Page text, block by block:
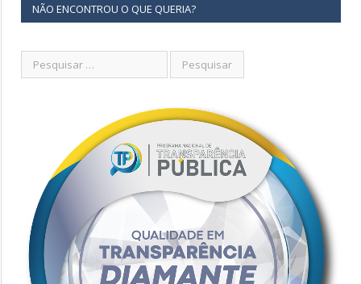
NÃO ENCONTROU O QUE QUERIA?